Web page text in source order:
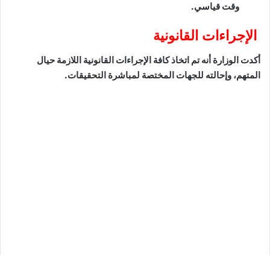
وقت قياسي.
الإجراءات القانونية
​أكدت الوزارة أنه تم اتخاذ كافة الإجراءات القانونية اللازمة حيال
المتهم، وإحالته للجهات المختصة لمباشرة التحقيقات.